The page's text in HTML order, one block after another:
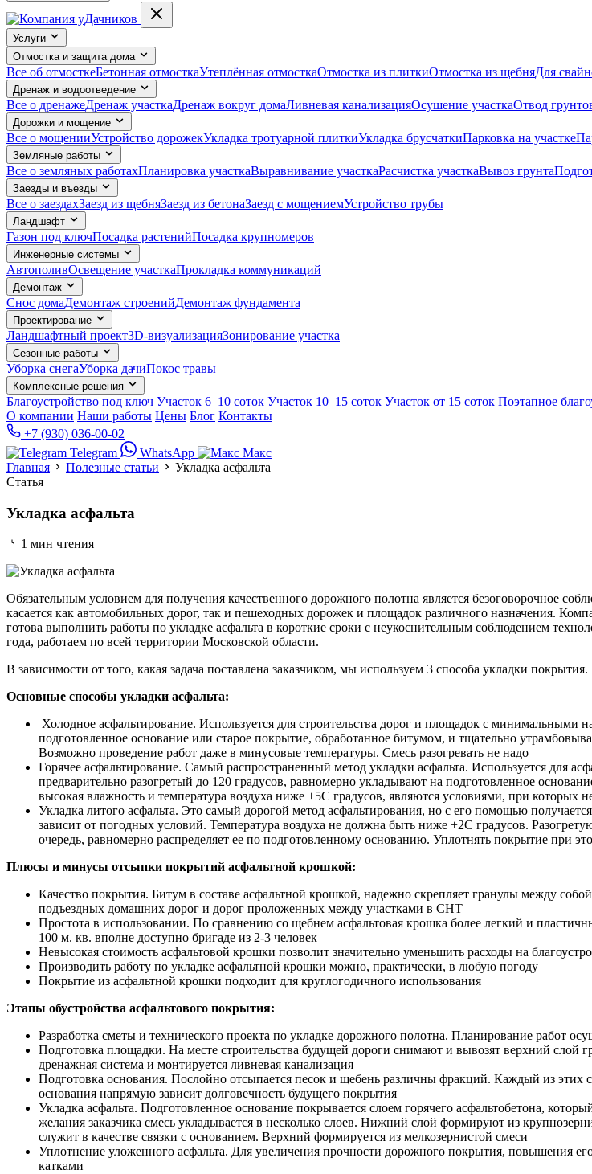
Услуги
Отмостка и защита дома
Все об отмосткеБетонная отмосткаУтеплённая отмосткаОтмостка из плиткиОтмостка из щебняДля
Дренаж и водоотведение
Все о дренажеДренаж участкаДренаж вокруг домаЛивневая канализацияОсушение участкаОтвод
Дорожки и мощение
Все о мощенииУстройство дорожекУкладка тротуарной плиткиУкладка брусчаткиПарковка на участке
Земляные работы
Все о земляных работахПланировка участкаВыравнивание участкаРасчистка участкаВывоз грунта
Заезды и въезды
Все о заездахЗаезд из щебняЗаезд из бетонаЗаезд с мощениемУстройство трубы
Ландшафт
Газон под ключПосадка растенийПосадка крупномеров
Инженерные системы
АвтополивОсвещение участкаПрокладка коммуникаций
Демонтаж
Снос домаДемонтаж строенийДемонтаж фундамента
Проектирование
Ландшафтный проект3D-визуализацияЗонирование участка
Сезонные работы
Уборка снегаУборка дачиПокос травы
Комплексные решения
Благоустройство под ключ Участок 6–10 соток Участок 10–15 соток Участок от 15 соток Поэтапное
О компании Наши работы Цены Блог Контакты
+7 (930) 036-00-02
Telegram
WhatsApp
Макс
Главная
Полезные статьи
Укладка асфальта
Статья
Укладка асфальта
1 мин чтения
Обязательным условием для получения качественного дорожного полотна является безоговорочное
касается как автомобильных дорог, так и пешеходных дорожек и площадок различного назначения.
готова выполнить работы по укладке асфальта в короткие сроки с неукоснительным соблюдением
года, работаем по всей территории Московской области.
В зависимости от того, какая задача поставлена заказчиком, мы используем 3 способа укладки покрытия.
Основные способы укладки асфальта:
Холодное асфальтирование. Используется для строительства дорог и площадок с минимальными
подготовленное основание или старое покрытие, обработанное битумом, и тщательно
Возможно проведение работ даже в минусовые температуры. Смесь разогревать не надо
Горячее асфальтирование. Самый распространенный метод укладки асфальта. Используется для
предварительно разогретый до 120 градусов, равномерно укладывают на подготовленное
высокая влажность и температура воздуха ниже +5С градусов, являются условиями, при которых
Укладка литого асфальта. Это самый дорогой метод асфальтирования, но с его помощью
зависит от погодных условий. Температура воздуха не должна быть ниже +2С градусов.
очередь, равномерно распределяет ее по подготовленному основанию. Уплотнять покрытие при
Плюсы и минусы отсыпки покрытий асфальтной крошкой:
Качество покрытия. Битум в составе асфальтной крошкой, надежно скрепляет гранулы между
подъездных домашних дорог и дорог проложенных между участками в СНТ
Простота в использовании. По сравнению со щебнем асфальтовая крошка более легкий и
100 м. кв. вполне доступно бригаде из 2-3 человек
Невысокая стоимость асфальтовой крошки позволит значительно уменьшить расходы на
Производить работу по укладке асфальтной крошки можно, практически, в любую погоду
Покрытие из асфальтной крошки подходит для круглогодичного использования
Этапы обустройства асфальтового покрытия:
Разработка сметы и технического проекта по укладке дорожного полотна. Планирование работ
Подготовка площадки. На месте строительства будущей дороги снимают и вывозят верхний слой
дренажная система и монтируется ливневая канализация
Подготовка основания. Послойно отсыпается песок и щебень различны фракций. Каждый из этих
основания напрямую зависит долговечность будущего покрытия
Укладка асфальта. Подготовленное основание покрывается слоем горячего асфальтобетона,
желания заказчика смесь укладывается в несколько слоев. Нижний слой формируют из
служит в качестве связки с основанием. Верхний формируется из мелкозернистой смеси
Уплотнение уложенного асфальта. Для увеличения прочности дорожного покрытия, повышения
катками